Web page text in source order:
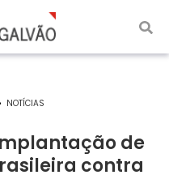
NOTÍCIAS
de
contra